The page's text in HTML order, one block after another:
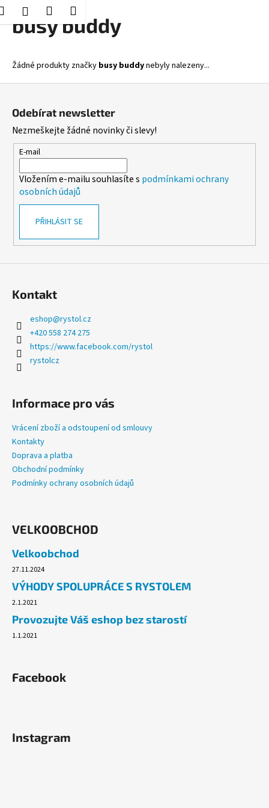
Přejít
HledatPřihlášení
Nákupní
košík
Menu
busy buddy
Žádné produkty značky busy buddynebyly nalezeny...
K
o
Zpět
Zpět
C
o
o
t
ř
e
b
u
n
j
t
?
HLEDAT
D
o
p
u
u
j
e
m
e
ALOBAL
17,10
Odebírat newsletter
Nezmeškejte žádné novinky či slevy!
E-mail
Vložením e-mailu souhlasíte s podmínkami ochrany
osobních údajů
PŘIHLÁSIT SE
Kontakt
eshop@rystol.cz
+420 558 274 275
https://www.facebook.com/rystol
rystolcz
Informace pro vás
Vrácení zboží a odstoupení od smlouvy
Kontakty
Doprava a platba
Obchodní podmínky
Podmínky ochrany osobních údajů
VELKOOBCHOD
Velkoobchod
27.11.2024
VÝHODY SPOLUPRÁCE S RYSTOLEM
2.1.2021
Provozujte Váš eshop bez starostí
1.1.2021
Facebook
Instagram